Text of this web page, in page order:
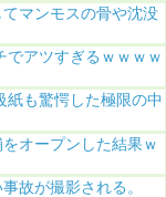
マンモスの骨や沈没
でアツすぎるｗｗｗｗ
も驚愕した極限の中
オープンした結果ｗ
故が撮影される。